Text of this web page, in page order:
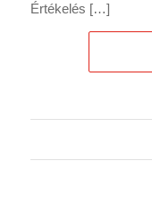
Értékelés […]